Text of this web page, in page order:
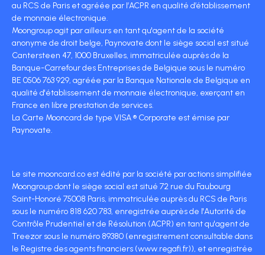
au RCS de Paris et agréée par l’ACPR en qualité d’établissement
de monnaie électronique.
Moongroup agit par ailleurs en tant qu'agent de la société
anonyme de droit belge, Paynovate dont le siège social est situé
Cantersteen 47, 1000 Bruxelles, immatriculée auprès de la
Banque-Carrefour des Entreprises de Belgique sous le numéro
BE 0506 763 929, agréée par la Banque Nationale de Belgique en
qualité d'établissement de monnaie électronique, exerçant en
France en libre prestation de services.
La Carte Mooncard de type VISA ® Corporate est émise par
Paynovate.
Le site mooncard.co est édité par la société par actions simplifiée
Moongroup dont le siège social est situé 72 rue du Faubourg
Saint-Honoré 75008 Paris, immatriculée auprès du RCS de Paris
sous le numéro 818 620 783, enregistrée auprès de l'Autorité de
Contrôle Prudentiel et de Résolution (ACPR) en tant qu'agent de
Treezor sous le numéro 89380 (enregistrement consultable dans
le Registre des agents financiers (www.regafi.fr)), et enregistrée